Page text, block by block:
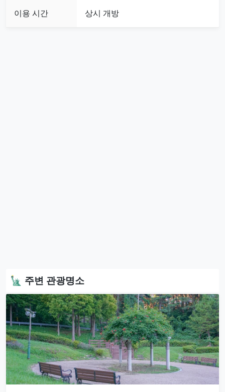
이용 시간 상시 개방
🗽 주변 관광명소